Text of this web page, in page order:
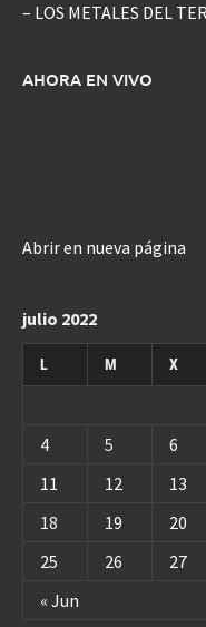
– LOS METALES DEL
AHORA EN VIVO
Abrir en nueva página
julio 2022
L M X
« Jun
4
5 6
11
12 13
18
19 20
25
26 27